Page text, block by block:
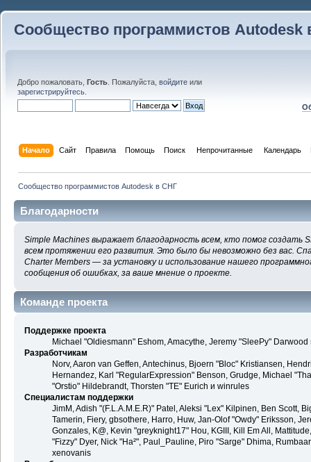
Сообщество программистов Autodesk
Добро пожаловать, Гость . Пожалуйста, войдите или
зарегистрируйтесь
Начало Сайт Правила Помощь Поиск Непрочитанные Календарь
Сообщество программистов Autodesk в СНГ
Благодарности
Simple Machines выражает благодарность всем, кто помог создать
всем протяжении его развития. Это было бы невозможно без вас.
Charter Members — за установку и использование нашего
сообщения об ошибках, за ваше мнение о проекте.
Команде проекта
Поддержке проекта
Michael "Oldiesmann" Eshom, Amacythe, Jeremy "SleePy"
Разработчикам
Norv, Aaron van Geffen, Antechinus, Bjoern "Bloc" Kristiansen,
Hernandez, Karl "RegularExpression" Benson, Grudge, Michael
"Orstio" Hildebrandt, Thorsten "TE" Eurich и winrules
Специалистам поддержки
JimM, Adish "(F.L.A.M.E.R)" Patel, Aleksi "Lex" Kilpinen, Ben Scott,
Tamerin, Fiery, gbsothere, Harro, Huw, Jan-Olof "Owdy" Eriksson,
Gonzales, K@, Kevin "greyknight17" Hou, KGIII, Kill Em All,
"Fizzy" Dyer, Nick "Ha²", Paul_Pauline, Piro "Sarge" Dhima,
xenovanis